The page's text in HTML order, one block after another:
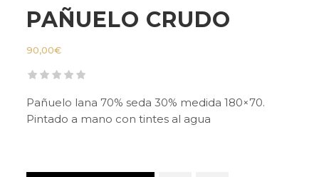
PAÑUELO CRUDO
90,00€
Pañuelo lana 70% seda 30% medida 180×70.
Pintado a mano con tintes al agua